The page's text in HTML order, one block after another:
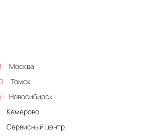
Москва
Томск
Новосибирск
Кемерово
Сервисный центр